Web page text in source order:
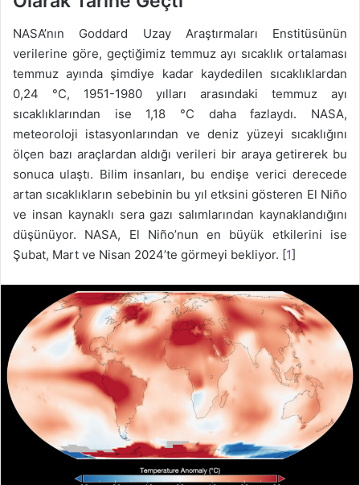
NASA’nın Goddard Uzay Araştırmaları Enstitüsünün
verilerine göre, geçtiğimiz temmuz ayı sıcaklık ortalaması
temmuz ayında şimdiye kadar kaydedilen sıcaklıklardan
0,24 °C, 1951-1980 yılları arasındaki temmuz ayı
sıcaklıklarından ise 1,18 °C daha fazlaydı. NASA,
meteoroloji istasyonlarından ve deniz yüzeyi sıcaklığını
ölçen bazı araçlardan aldığı verileri bir araya getirerek bu
sonuca ulaştı. Bilim insanları, bu endişe verici derecede
artan sıcaklıkların sebebinin bu yıl etksini gösteren El Niño
ve insan kaynaklı sera gazı salımlarından kaynaklandığını
düşünüyor. NASA, El Niño’nun en büyük etkilerini ise
Şubat, Mart ve Nisan 2024’te görmeyi bekliyor. [1]